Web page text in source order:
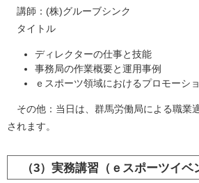
講師：(株)グルーブシンク
タイトル
ディレクターの仕事と技能
事務局の作業概要と運用事例
ｅスポーツ領域におけるプロモーシ
その他：当日は、群馬労働局による職業
されます。
（3）実務講習（ｅスポーツイベ